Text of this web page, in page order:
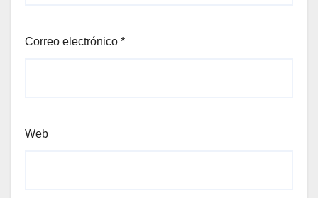
Correo electrónico *
Web